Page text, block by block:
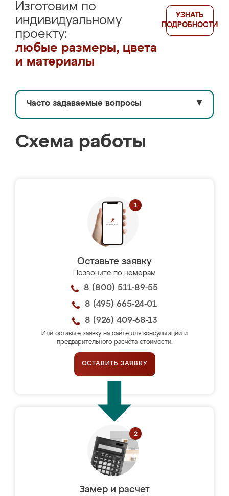
Изготовим по
индивидуальному
проекту:
любые размеры, цвета
и материалы
УЗНАТЬ
ПОДРОБНОСТИ
Часто задаваемые вопросы ▼
Схема работы
Оставьте заявку
Позвоните по номерам
8 (800) 511-89-55
8 (495) 665-24-01
8 (926) 409-68-13
Или оставьте заявку на сайте для консультации и
предварительного расчёта стоимости.
ОСТАВИТЬ ЗАЯВКУ
Замер и расчет